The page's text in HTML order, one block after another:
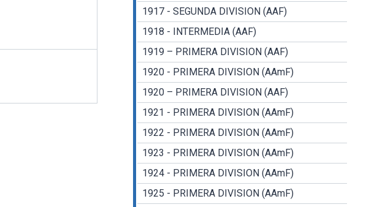
1917 - SEGUNDA DIVISION (AAF)
1918 - INTERMEDIA (AAF)
1919 – PRIMERA DIVISION (AAF)
1920 - PRIMERA DIVISION (AAmF)
1920 – PRIMERA DIVISION (AAF)
1921 - PRIMERA DIVISION (AAmF)
1922 - PRIMERA DIVISION (AAmF)
1923 - PRIMERA DIVISION (AAmF)
1924 - PRIMERA DIVISION (AAmF)
1925 - PRIMERA DIVISION (AAmF)